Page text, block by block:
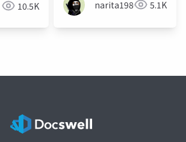
10.5K narita1980 5.1K